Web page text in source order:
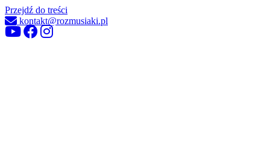
Przejdź do treści
kontakt@rozmusiaki.pl